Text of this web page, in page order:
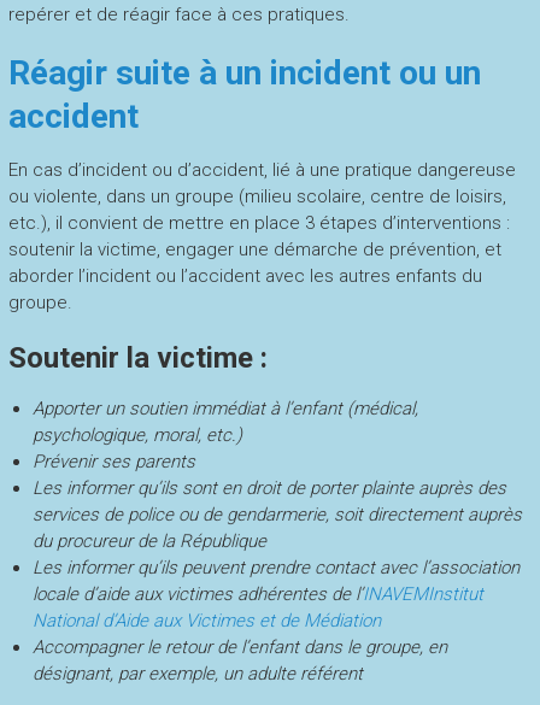
repérer et de réagir face à ces pratiques.
Réagir suite à un incident ou un
accident
En cas d’incident ou d’accident, lié à une pratique dangereuse
ou violente, dans un groupe (milieu scolaire, centre de loisirs,
etc.), il convient de mettre en place 3 étapes d’interventions :
soutenir la victime, engager une démarche de prévention, et
aborder l’incident ou l’accident avec les autres enfants du
groupe.
Soutenir la victime :
Apporter un soutien immédiat à l’enfant (médical,
psychologique, moral, etc.)
Prévenir ses parents
Les informer qu’ils sont en droit de porter plainte auprès des
services de police ou de gendarmerie, soit directement auprès
du procureur de la République
Les informer qu’ils peuvent prendre contact avec l’association
locale d’aide aux victimes adhérentes de l’INAVEMInstitut
National d’Aide aux Victimes et de Médiation
Accompagner le retour de l’enfant dans le groupe, en
désignant, par exemple, un adulte référent